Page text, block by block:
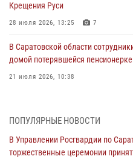
Крещения Руси
28 июля 2026, 13:25 7
В Саратовской области
домой потерявшейся пенсионерке
21 июля 2026, 10:38
вневедомственной охраны и
автомобилей для подразделений
работы и государственного
ПОПУЛЯРНЫЕ НОВОСТИ
В Управлении Росгвардии по
торжественные церемонии